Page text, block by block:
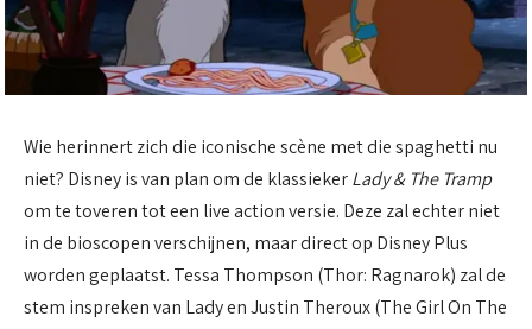
Wie herinnert zich die iconische scène met die spaghetti nu
niet? Disney is van plan om de klassiekerLady & The Tramp
om te toveren tot een live action versie. Deze zal echter niet
in de bioscopen verschijnen, maar direct op Disney Plus
worden geplaatst. Tessa Thompson (Thor: Ragnarok) zal de
stem inspreken van Lady en Justin Theroux (The Girl On The